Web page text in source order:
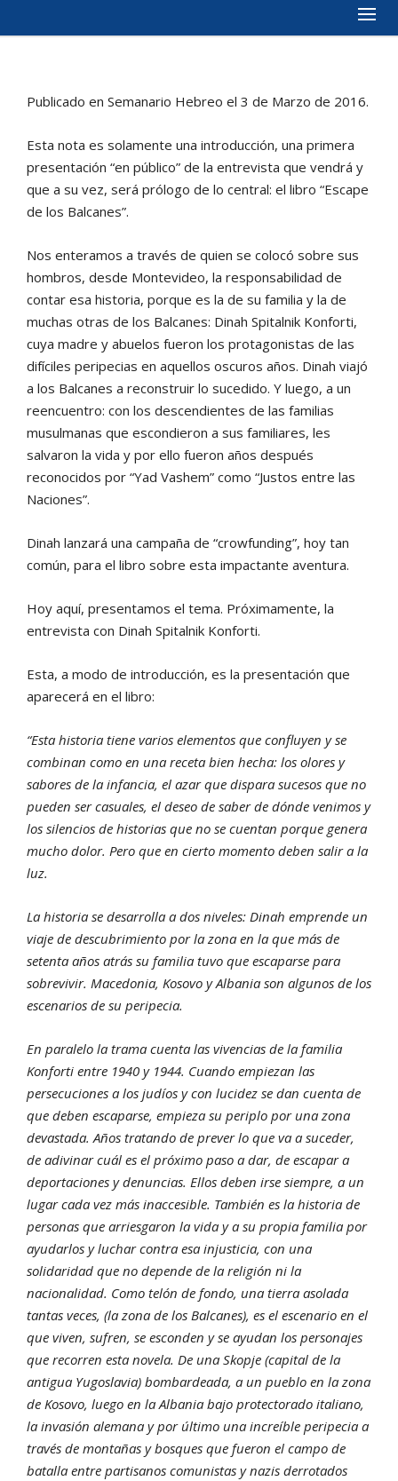
Publicado en Semanario Hebreo el 3 de Marzo de 2016.
Esta nota es solamente una introducción, una primera
presentación “en público” de la entrevista que vendrá y
que a su vez, será prólogo de lo central: el libro “Escape
de los Balcanes”.
Nos enteramos a través de quien se colocó sobre sus
hombros, desde Montevideo, la responsabilidad de
contar esa historia, porque es la de su familia y la de
muchas otras de los Balcanes: Dinah Spitalnik Konforti,
cuya madre y abuelos fueron los protagonistas de las
difíciles peripecias en aquellos oscuros años. Dinah viajó
a los Balcanes a reconstruir lo sucedido. Y luego, a un
reencuentro: con los descendientes de las familias
musulmanas que escondieron a sus familiares, les
salvaron la vida y por ello fueron años después
reconocidos por “Yad Vashem” como “Justos entre las
Naciones”.
Dinah lanzará una campaña de “crowfunding”, hoy tan
común, para el libro sobre esta impactante aventura.
Hoy aquí, presentamos el tema. Próximamente, la
entrevista con Dinah Spitalnik Konforti.
Esta, a modo de introducción, es la presentación que
aparecerá en el libro:
“Esta historia tiene varios elementos que confluyen y se
combinan como en una receta bien hecha: los olores y
sabores de la infancia, el azar que dispara sucesos que no
pueden ser casuales, el deseo de saber de dónde venimos y
los silencios de historias que no se cuentan porque genera
mucho dolor. Pero que en cierto momento deben salir a la
luz.
La historia se desarrolla a dos niveles: Dinah emprende un
viaje de descubrimiento por la zona en la que más de
setenta años atrás su familia tuvo que escaparse para
sobrevivir. Macedonia, Kosovo y Albania son algunos de los
escenarios de su peripecia.
En paralelo la trama cuenta las vivencias de la familia
Konforti entre 1940 y 1944. Cuando empiezan las
persecuciones a los judíos y con lucidez se dan cuenta de
que deben escaparse, empieza su periplo por una zona
devastada. Años tratando de prever lo que va a suceder,
de adivinar cuál es el próximo paso a dar, de escapar a
deportaciones y denuncias. Ellos deben irse siempre, a un
lugar cada vez más inaccesible. También es la historia de
personas que arriesgaron la vida y a su propia familia por
ayudarlos y luchar contra esa injusticia, con una
solidaridad que no depende de la religión ni la
nacionalidad. Como telón de fondo, una tierra asolada
tantas veces, (la zona de los Balcanes), es el escenario en el
que viven, sufren, se esconden y se ayudan los personajes
que recorren esta novela. De una Skopje (capital de la
antigua Yugoslavia) bombardeada, a un pueblo en la zona
de Kosovo, luego en la Albania bajo protectorado italiano,
la invasión alemana y por último una increíble peripecia a
través de montañas y bosques que fueron el campo de
batalla entre partisanos comunistas y nazis derrotados